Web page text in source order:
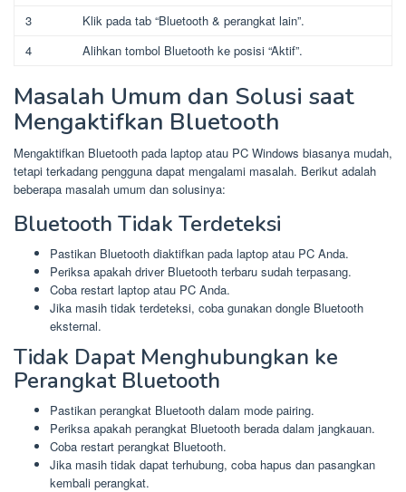
3
Klik pada tab “Bluetooth & perangkat lain”.
4
Alihkan tombol Bluetooth ke posisi “Aktif”.
Masalah Umum dan Solusi saat
Mengaktifkan Bluetooth
Mengaktifkan Bluetooth pada laptop atau PC Windows biasanya mudah,
tetapi terkadang pengguna dapat mengalami masalah. Berikut adalah
beberapa masalah umum dan solusinya:
Bluetooth Tidak Terdeteksi
Pastikan Bluetooth diaktifkan pada laptop atau PC Anda.
Periksa apakah driver Bluetooth terbaru sudah terpasang.
Coba restart laptop atau PC Anda.
Jika masih tidak terdeteksi, coba gunakan dongle Bluetooth
eksternal.
Tidak Dapat Menghubungkan ke
Perangkat Bluetooth
Pastikan perangkat Bluetooth dalam mode pairing.
Periksa apakah perangkat Bluetooth berada dalam jangkauan.
Coba restart perangkat Bluetooth.
Jika masih tidak dapat terhubung, coba hapus dan pasangkan
kembali perangkat.